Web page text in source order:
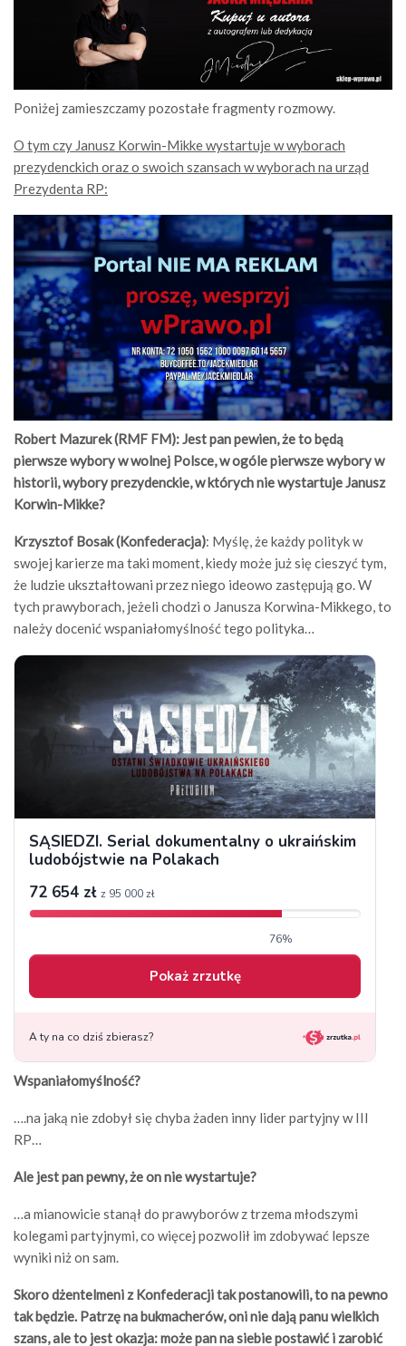
Poniżej zamieszczamy pozostałe fragmenty rozmowy.
O tym czy Janusz Korwin-Mikke wystartuje w wyborach
prezydenckich oraz o swoich szansach w wyborach na urząd
Prezydenta RP:
Robert Mazurek (RMF FM): Jest pan pewien, że to będą
pierwsze wybory w wolnej Polsce, w ogóle pierwsze wybory w
historii, wybory prezydenckie, w których nie wystartuje Janusz
Korwin-Mikke?
Krzysztof Bosak (Konfederacja): Myślę, że każdy polityk w
swojej karierze ma taki moment, kiedy może już się cieszyć tym,
że ludzie ukształtowani przez niego ideowo zastępują go. W
tych prawyborach, jeżeli chodzi o Janusza Korwina-Mikkego, to
należy docenić wspaniałomyślność tego polityka…
Wspaniałomyślność?
….na jaką nie zdobył się chyba żaden inny lider partyjny w III
RP…
Ale jest pan pewny, że on nie wystartuje?
…a mianowicie stanął do prawyborów z trzema młodszymi
kolegami partyjnymi, co więcej pozwolił im zdobywać lepsze
wyniki niż on sam.
Skoro dżentelmeni z Konfederacji tak postanowili, to na pewno
tak będzie. Patrzę na bukmacherów, oni nie dają panu wielkich
szans, ale to jest okazja: może pan na siebie postawić i zarobić